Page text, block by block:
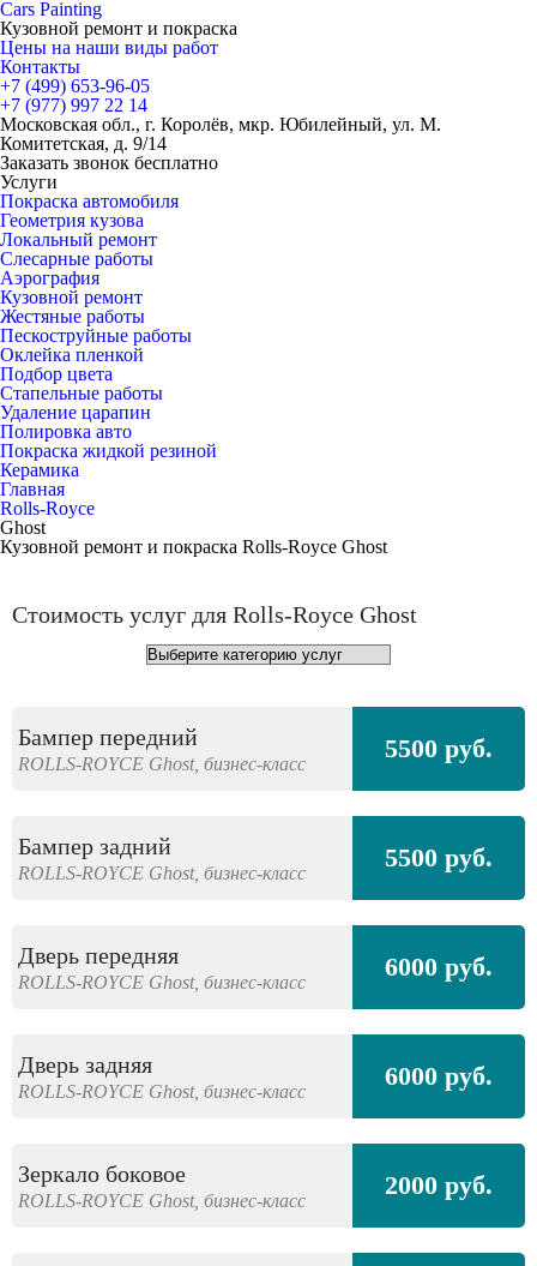
Cars Painting
Кузовной ремонт и покраска
Цены на наши виды работ
Контакты
+7 (499) 653-96-05
+7 (977) 997 22 14
Московская обл., г. Королёв, мкр. Юбилейный, ул. М.
Комитетская, д. 9/14
Заказать звонок бесплатно
Услуги
Покраска автомобиля
Геометрия кузова
Локальный ремонт
Слесарные работы
Аэрография
Кузовной ремонт
Жестяные работы
Пескоструйные работы
Оклейка пленкой
Подбор цвета
Стапельные работы
Удаление царапин
Полировка авто
Покраска жидкой резиной
Керамика
Главная
Rolls-Royce
Ghost
Кузовной ремонт и покраска Rolls-Royce Ghost
Стоимость услуг для Rolls-Royce Ghost
Бампер передний
ROLLS-ROYCE Ghost, бизнес-класс 5500 руб.
Бампер задний
ROLLS-ROYCE Ghost, бизнес-класс 5500 руб.
Дверь передняя
ROLLS-ROYCE Ghost, бизнес-класс 6000 руб.
Дверь задняя
ROLLS-ROYCE Ghost, бизнес-класс 6000 руб.
Зеркало боковое
ROLLS-ROYCE Ghost, бизнес-класс 2000 руб.